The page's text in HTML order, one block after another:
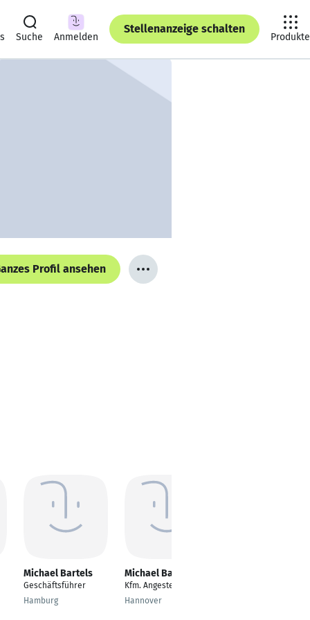
Suche Anmelden
Stellenanzeige schalten
Produkte
Profil ansehen
Michael Bartels
Geschäftsführer
Hamburg
Michael Bartels
Kfm. Angestellter
Hannover